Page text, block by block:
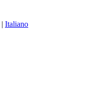
| Italiano